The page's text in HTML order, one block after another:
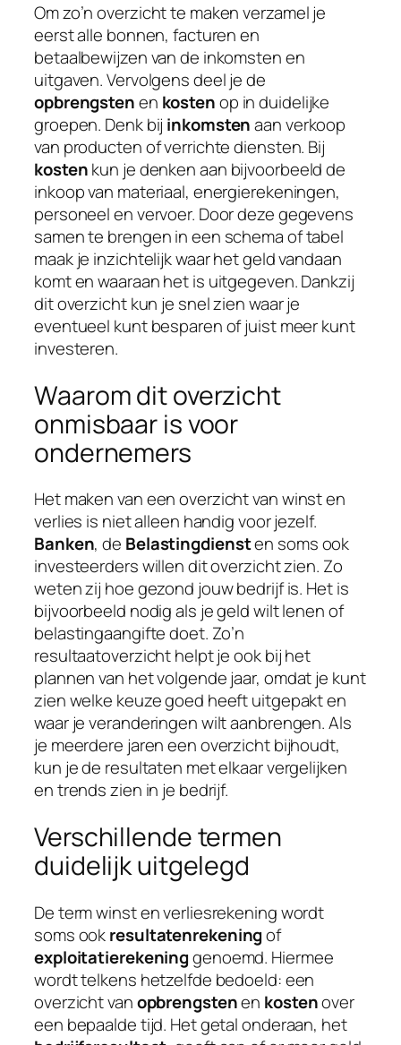
Om zo’n overzicht te maken verzamel je
eerst alle bonnen, facturen en
betaalbewijzen van de inkomsten en
uitgaven. Vervolgens deel je de
opbrengstenen kostenop in duidelijke
groepen. Denk bij inkomstenaan verkoop
van producten of verrichte diensten. Bij
kostenkun je denken aan bijvoorbeeld de
inkoop van materiaal, energierekeningen,
personeel en vervoer. Door deze gegevens
samen te brengen in een schema of tabel
maak je inzichtelijk waar het geld vandaan
komt en waaraan het is uitgegeven. Dankzij
dit overzicht kun je snel zien waar je
eventueel kunt besparen of juist meer kunt
investeren.
Waarom dit overzicht
onmisbaar is voor
ondernemers
Het maken van een overzicht van winst en
verlies is niet alleen handig voor jezelf.
Banken, de Belastingdiensten soms ook
investeerders willen dit overzicht zien. Zo
weten zij hoe gezond jouw bedrijf is. Het is
bijvoorbeeld nodig als je geld wilt lenen of
belastingaangifte doet. Zo’n
resultaatoverzicht helpt je ook bij het
plannen van het volgende jaar, omdat je kunt
zien welke keuze goed heeft uitgepakt en
waar je veranderingen wilt aanbrengen. Als
je meerdere jaren een overzicht bijhoudt,
kun je de resultaten met elkaar vergelijken
en trends zien in je bedrijf.
Verschillende termen
duidelijk uitgelegd
De term winst en verliesrekening wordt
soms ookresultatenrekeningof
exploitatierekeninggenoemd. Hiermee
wordt telkens hetzelfde bedoeld: een
overzicht vanopbrengstenen kostenover
een bepaalde tijd. Het getal onderaan, het